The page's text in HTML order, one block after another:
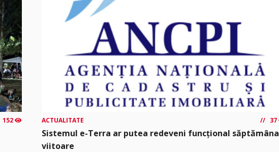
152 ACTUALITATE 37
Sistemul e-Terra ar putea redeveni funcțional săptămâna
viitoare